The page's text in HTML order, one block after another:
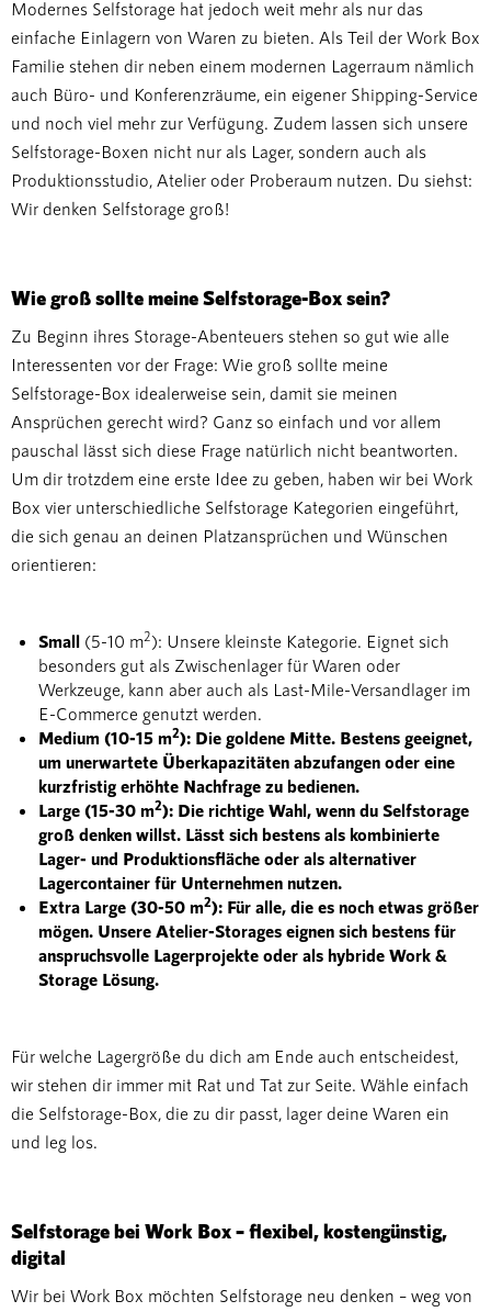
Modernes Selfstorage hat jedoch weit mehr als nur das
einfache Einlagern von Waren zu bieten. Als Teil der Work Box
Familie stehen dir neben einem modernen Lagerraum nämlich
auch Büro- und Konferenzräume, ein eigener Shipping-Service
und noch viel mehr zur Verfügung. Zudem lassen sich unsere
Selfstorage-Boxen nicht nur als Lager, sondern auch als
Produktionsstudio, Atelier oder Proberaum nutzen. Du siehst:
Wir denken Selfstorage groß!
Wie groß sollte meine Selfstorage-Box sein?
Zu Beginn ihres Storage-Abenteuers stehen so gut wie alle
Interessenten vor der Frage: Wie groß sollte meine
Selfstorage-Box idealerweise sein, damit sie meinen
Ansprüchen gerecht wird? Ganz so einfach und vor allem
pauschal lässt sich diese Frage natürlich nicht beantworten.
Um dir trotzdem eine erste Idee zu geben, haben wir bei Work
Box vier unterschiedliche Selfstorage Kategorien eingeführt,
die sich genau an deinen Platzansprüchen und Wünschen
orientieren:
Small (5-10 m2): Unsere kleinste Kategorie. Eignet sich
besonders gut als Zwischenlager für Waren oder
Werkzeuge, kann aber auch als Last-Mile-Versandlager im
E-Commerce genutzt werden.
Medium (10-15 m2): Die goldene Mitte. Bestens geeignet,
um unerwartete Überkapazitäten abzufangen oder eine
kurzfristig erhöhte Nachfrage zu bedienen.
Large (15-30 m2): Die richtige Wahl, wenn du Selfstorage
groß denken willst. Lässt sich bestens als kombinierte
Lager- und Produktionsfläche oder als alternativer
Lagercontainer für Unternehmen nutzen.
Extra Large (30-50 m2): Für alle, die es noch etwas größer
mögen. Unsere Atelier-Storages eignen sich bestens für
anspruchsvolle Lagerprojekte oder als hybride Work &
Storage Lösung.
Für welche Lagergröße du dich am Ende auch entscheidest,
wir stehen dir immer mit Rat und Tat zur Seite. Wähle einfach
die Selfstorage-Box, die zu dir passt, lager deine Waren ein
und leg los.
Selfstorage bei Work Box – flexibel, kostengünstig,
digital
Wir bei Work Box möchten Selfstorage neu denken – weg von